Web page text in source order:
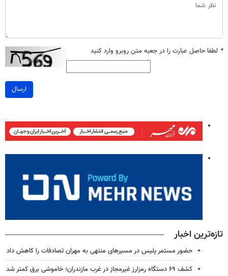
* لطفا حاصل عبارت را در جعبه متن روبرو وارد کنید
ارسال
تازه‌ترین اخبار
حضور مستمر پلیس در مسیرهای منتهی به مهران تصادفات را کاهش داد
کشف ۶۹ دستگاه رمزارز غیرمجاز در غرب مازندران؛ خاموشی برق کمتر شد